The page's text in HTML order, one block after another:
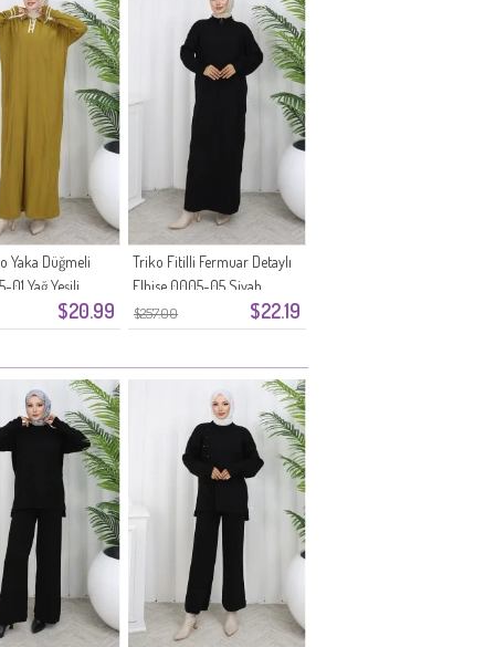
$20.99
Yaka Düğmeli
01 Yağ Yeşili
$257.00 $22.19
Triko Fitilli Fermuar Detaylı
Elbise 0005-05 Siyah